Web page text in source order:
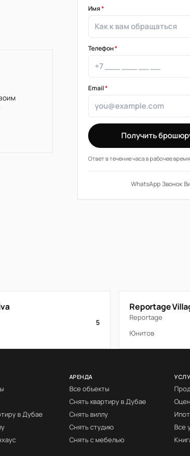
Имя*
Телефон*
Email*
Получить
Ответ в течение часа в рабочее
WhatsApp·Звонок·
5
Reportage
Reportage
Юнитов
в Дубае
АРЕНДА
Все объекты
Снять квартиру в Дубае
Снять виллу
Снять студию
Снять с мебелью
Все